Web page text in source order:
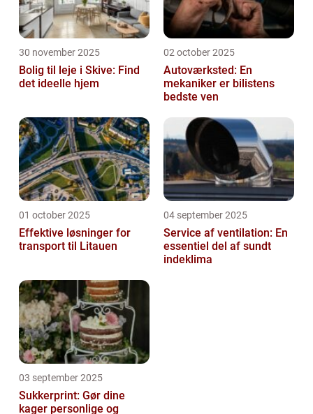
30 november 2025
Bolig til leje i Skive: Find
det ideelle hjem
02 october 2025
Autoværksted: En
mekaniker er bilistens
bedste ven
01 october 2025
Effektive løsninger for
transport til Litauen
04 september 2025
Service af ventilation: En
essentiel del af sundt
indeklima
03 september 2025
Sukkerprint: Gør dine
kager personlige og